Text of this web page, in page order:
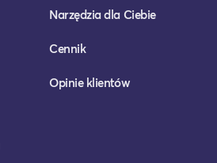
Narzędzia dla Ciebie
Cennik
Opinie klientów